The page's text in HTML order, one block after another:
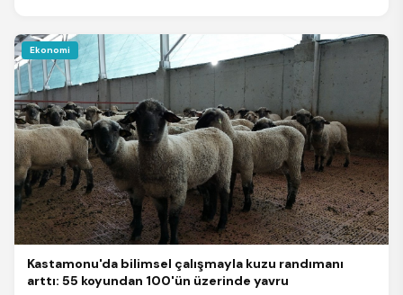
Ekonomi
Kastamonu'da bilimsel çalışmayla kuzu randımanı
arttı: 55 koyundan 100'ün üzerinde yavru